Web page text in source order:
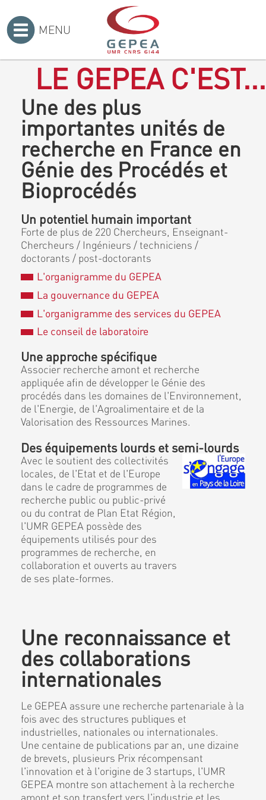
MENU
LE GEPEA C'EST...
Une des plus
importantes unités de
recherche en France en
Génie des Procédés et
Bioprocédés
Un potentiel humain important
Forte de plus de 220 Chercheurs, Enseignant-
Chercheurs / Ingénieurs / techniciens /
doctorants / post-doctorants
L'organigramme du GEPEA
La gouvernance du GEPEA
L'organigramme des services du GEPEA
Le conseil de laboratoire
Une approche spécifique
Associer recherche amont et recherche
appliquée afin de développer le Génie des
procédés dans les domaines de l'Environnement,
de l'Energie, de l'Agroalimentaire et de la
Valorisation des Ressources Marines.
Des équipements lourds et semi-lourds
Avec le soutient des collectivités
locales, de l'Etat et de l'Europe
dans le cadre de programmes de
recherche public ou public-privé
ou du contrat de Plan Etat Région,
l'UMR GEPEA possède des
équipements utilisés pour des
programmes de recherche, en
collaboration et ouverts au travers
de ses plate-formes.
Une reconnaissance et
des collaborations
internationales
Le GEPEA assure une recherche partenariale à la
fois avec des structures publiques et
industrielles, nationales ou internationales.
Une centaine de publications par an, une dizaine
de brevets, plusieurs Prix récompensant
l'innovation et à l'origine de 3 startups, l'UMR
GEPEA montre son attachement à la recherche
amont et son transfert vers l'industrie et les